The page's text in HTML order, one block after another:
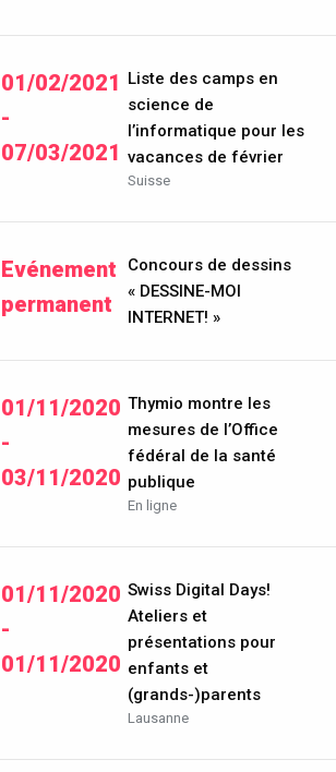
01/02/2021
-
07/03/2021
Liste des camps en
science de
l’informatique pour les
vacances de février
Suisse
Evénement
permanent
Concours de dessins
« DESSINE-MOI
INTERNET! »
01/11/2020
-
03/11/2020
Thymio montre les
mesures de l’Office
fédéral de la santé
publique
En ligne
01/11/2020
-
01/11/2020
Swiss Digital Days!
Ateliers et
présentations pour
enfants et
(grands-)parents
Lausanne